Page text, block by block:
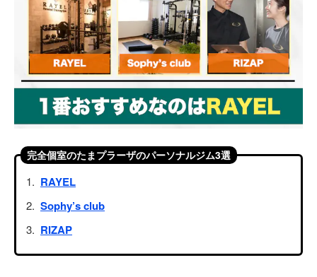
完全個室のたまプラーザのパーソナルジム3選
RAYEL
Sophy’s club
RIZAP